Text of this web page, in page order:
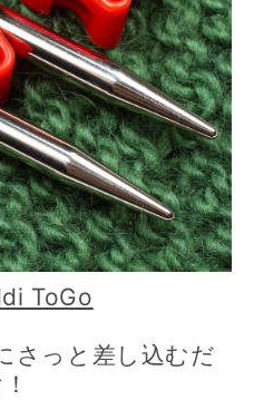
ToGo
さっと差し込むだ